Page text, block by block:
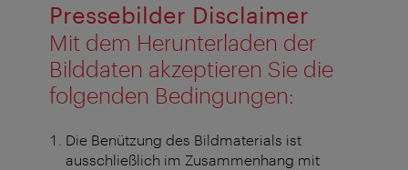
Pressebilder Disclaimer
Mit dem Herunterladen der
Bilddaten akzeptieren Sie die
folgenden Bedingungen:
Die Benützung des Bildmaterials ist
ausschließlich im Zusammenhang mit